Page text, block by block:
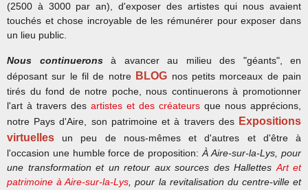
(2500 à 3000 par an), d'exposer des artistes qui nous avaient
touchés et chose incroyable de les rémunérer pour exposer dans
un lieu public.
Nous continueronsà avancer au milieu des "géants", en
déposant sur le fil de notre BLOG nos petits morceaux de pain
tirés du fond de notre poche, nous continuerons à promotionner
l'art à travers des artistes et des créateurs que nous apprécions,
notre Pays d'Aire, son patrimoine et à travers des Expositions
virtuelles un peu de nous-mêmes et d'autres et d'être à
l'occasion une humble force de proposition:À Aire-sur-la-Lys, pour
une transformation et un retour aux sources des HallettesArt et
patrimoine à Aire-sur-la-Lys, pour la revitalisation du centre-ville et